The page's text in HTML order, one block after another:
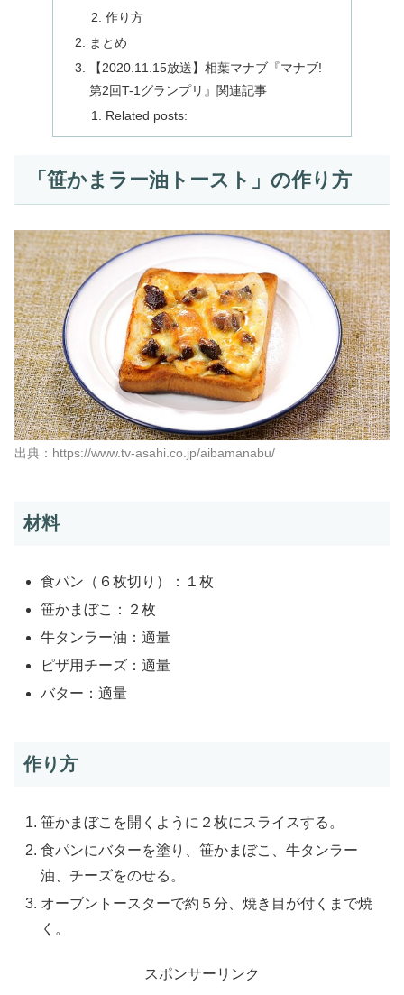
作り方
まとめ
【2020.11.15放送】相葉マナブ『マナブ!
第2回T-1グランプリ』関連記事
Related posts:
「笹かまラー油トースト」の作り方
出典：https://www.tv-asahi.co.jp/aibamanabu/
材料
食パン（６枚切り）：１枚
笹かまぼこ：２枚
牛タンラー油：適量
ピザ用チーズ：適量
バター：適量
作り方
笹かまぼこを開くように２枚にスライスする。
食パンにバターを塗り、笹かまぼこ、牛タンラー
油、チーズをのせる。
オーブントースターで約５分、焼き目が付くまで焼
く。
スポンサーリンク